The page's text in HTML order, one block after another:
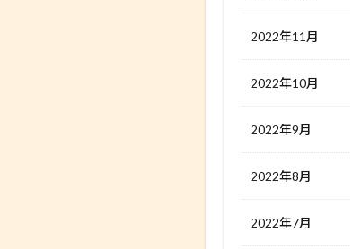
2022年11月
2022年10月
2022年9月
2022年8月
2022年7月